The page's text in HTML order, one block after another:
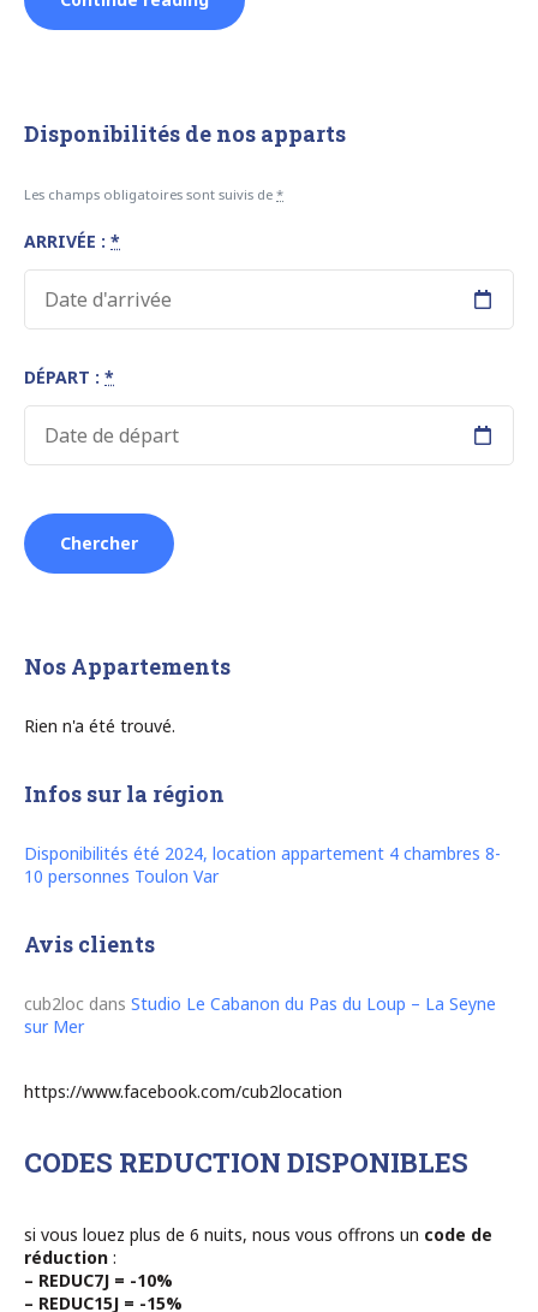
Disponibilités de nos apparts
Les champs obligatoires sont suivis de *
ARRIVÉE : *
DÉPART : *
Nos Appartements
Rien n'a été trouvé.
Infos sur la région
Disponibilités été 2024, location appartement 4 chambres 8-
10 personnes Toulon Var
Avis clients
cub2loc dans Studio Le Cabanon du Pas du Loup – La Seyne
sur Mer
https://www.facebook.com/cub2location
CODES REDUCTION DISPONIBLES
si vous louez plus de 6 nuits, nous vous offrons un code de
réduction :
– REDUC7J = -10%
– REDUC15J = -15%